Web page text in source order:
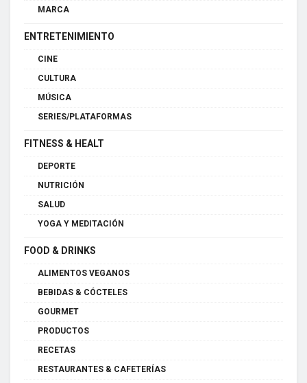
MARCA
ENTRETENIMIENTO
CINE
CULTURA
MÚSICA
SERIES/PLATAFORMAS
FITNESS & HEALT
DEPORTE
NUTRICIÓN
SALUD
YOGA Y MEDITACIÓN
FOOD & DRINKS
ALIMENTOS VEGANOS
BEBIDAS & CÓCTELES
GOURMET
PRODUCTOS
RECETAS
RESTAURANTES & CAFETERÍAS